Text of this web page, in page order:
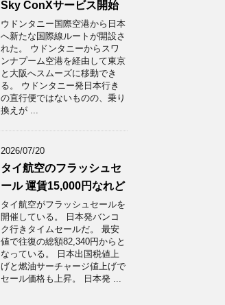
Sky ConXサービス開始
ウドンタニー国際空港から日本
へ新たな国際線ルートが開設さ
れた。 ウドンタニーからスワ
ンナプーム空港を経由して東京
と大阪へスムーズに移動でき
る。 ウドンタニー発日本行き
の直行便ではないものの、乗り
換えが ...
2026/07/20
タイ航空のフラッシュセ
ール 運賃15,000円なれど
タイ航空がフラッシュセールを
開催している。 日本発バンコ
ク行きタイムセールだ。 最安
値で往復の総額82,340円からと
なっている。 日本出国税値上
げと燃油サーチャージ値上げで
セール価格も上昇。 日本発 ...